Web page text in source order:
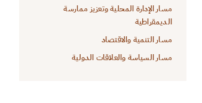
مسار الإدارة المحلية وتعزيز ممارسة
الديمقراطية
مسار التنمية والاقتصاد
مسار السياسة والعلاقات الدولية